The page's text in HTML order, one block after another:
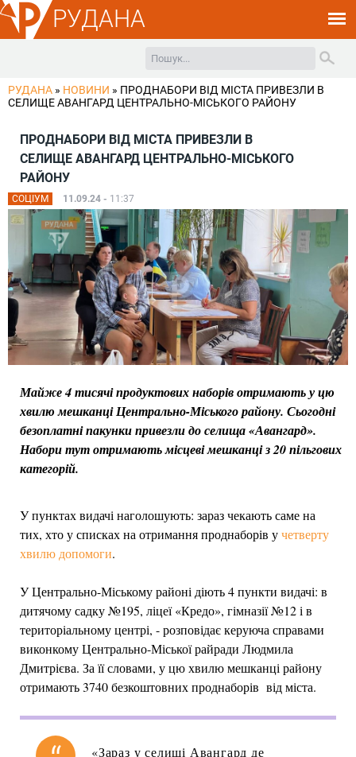
РУДАНА
РУДАНА » НОВИНИ » ПРОДНАБОРИ ВІД МІСТА ПРИВЕЗЛИ В
СЕЛИЩЕ АВАНГАРД ЦЕНТРАЛЬНО-МІСЬКОГО РАЙОНУ
ПРОДНАБОРИ ВІД МІСТА ПРИВЕЗЛИ В
СЕЛИЩЕ АВАНГАРД ЦЕНТРАЛЬНО-МІСЬКОГО
РАЙОНУ
СОЦІУМ 11.09.24 - 11:37
Майже 4 тисячі продуктових наборів отримають у цю
хвилю мешканці Центрально-Міського району. Сьогодні
безоплатні пакунки привезли до селища «Авангард».
Набори тут отримають місцеві мешканці з 20 пільгових
категорій.
У пунктах видачі наголошують: зараз чекають саме на
тих, хто у списках на отримання проднаборів учетверту
хвилю допомоги.
У Центрально-Міському районі діють 4 пункти видачі: в
дитячому садку №195, ліцеї «Кредо», гімназії №12 і в
територіальному центрі, - розповідає керуюча справами
виконкому Центрально-Міської райради Людмила
Дмитрієва. За її словами, у цю хвилю мешканці району
отримають 3740 безкоштовних проднаборів від міста.
«Зараз у селищі Авангард де